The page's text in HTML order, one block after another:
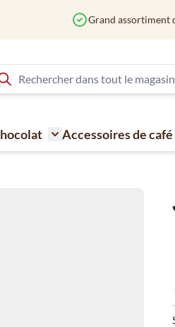
de café délicieux
à café Toggle submenu for
Accessoires de café